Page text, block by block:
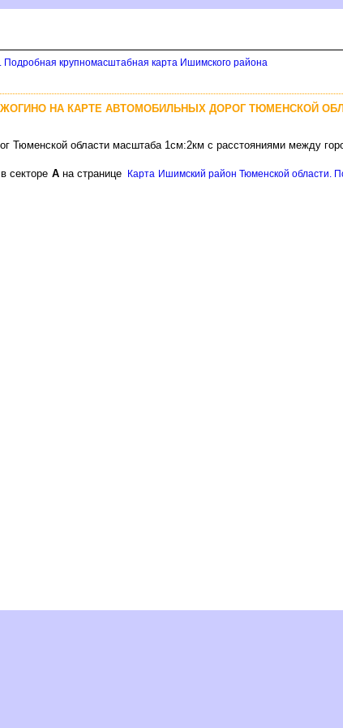
крупномасштабная карта Ишимского района
НА КАРТЕ АВТОМОБИЛЬНЫХ ДОРОГ ТЮМЕНСКОЙ
Тюменской области масштаба 1см:2км с расстояниями между
секторе Ана странице Карта Ишимский район Тюменской области.